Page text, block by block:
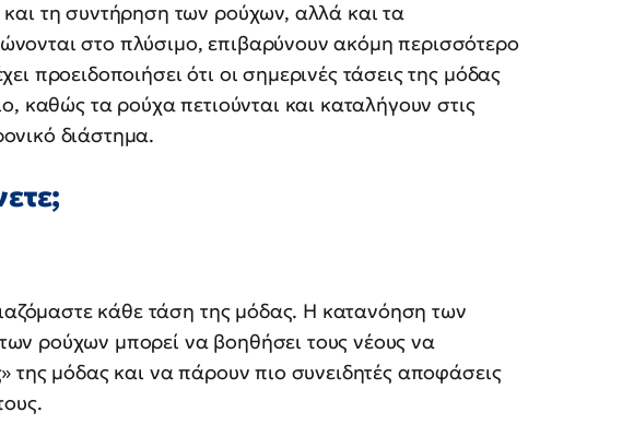
τη συντήρηση των ρούχων, αλλά και τα
στο πλύσιμο, επιβαρύνουν ακόμη περισσότερο
προειδοποιήσει ότι οι σημερινές τάσεις της μόδας
καθώς τα ρούχα πετιούνται και καταλήγουν στις
διάστημα.
κάθε τάση της μόδας. Η κατανόηση των
ρούχων μπορεί να βοηθήσει τους νέους να
της μόδας και να πάρουν πιο συνειδητές αποφάσεις